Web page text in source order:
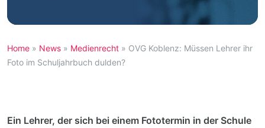
Home » News » Medienrecht » OVG Koblenz: Müssen Lehrer ihr
Foto im Schuljahrbuch dulden?
Ein Lehrer, der sich bei einem Fototermin in der Schule